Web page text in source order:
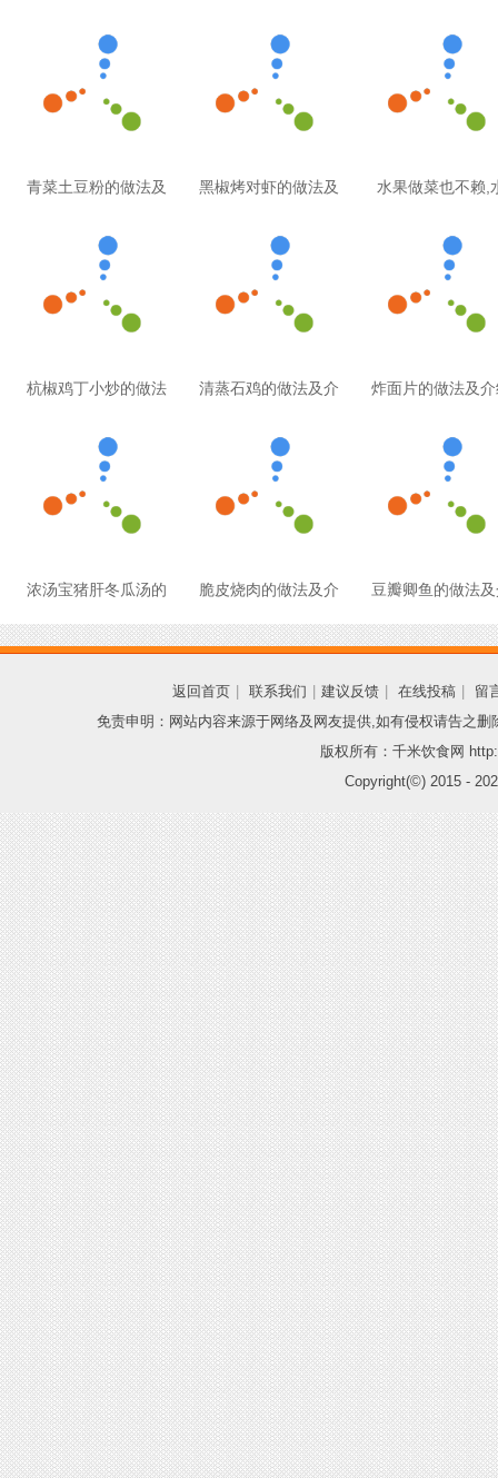
青菜土豆粉的做法及 黑椒烤对虾的做法及 水果做菜也不赖,
杭椒鸡丁小炒的做法 清蒸石鸡的做法及介 炸面片的做法及
浓汤宝猪肝冬瓜汤的 脆皮烧肉的做法及介 豆瓣卿鱼的做法
返回首页 联系我们 建议反馈 在线投稿
留
免责申明：网站内容来源于网络及网友提供,如有侵权请告之
版权所有：千米饮食网
Copyright(©) 2015 -